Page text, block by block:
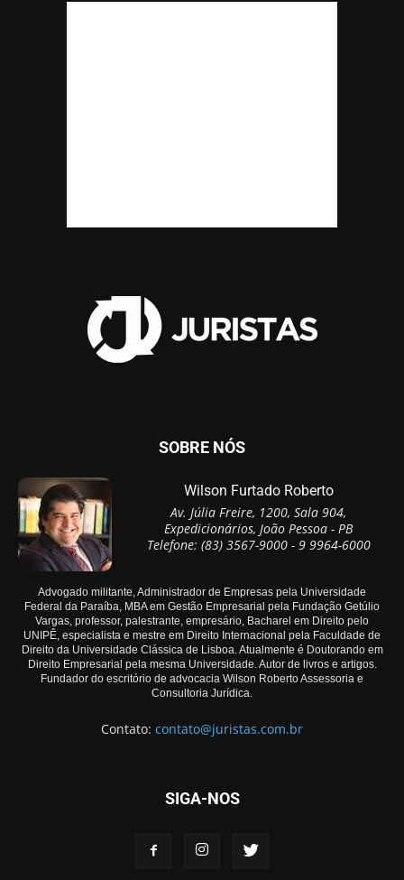
SOBRE NÓS
Wilson Furtado Roberto
Av. Júlia Freire, 1200, Sala 904,
Expedicionários, João Pessoa - PB
Telefone: (83) 3567-9000 - 9 9964-6000
Advogado militante, Administrador de Empresas pela Universidade
Federal da Paraíba, MBA em Gestão Empresarial pela Fundação Getúlio
Vargas, professor, palestrante, empresário, Bacharel em Direito pelo
UNIPÊ, especialista e mestre em Direito Internacional pela Faculdade de
Direito da Universidade Clássica de Lisboa. Atualmente é Doutorando em
Direito Empresarial pela mesma Universidade. Autor de livros e artigos.
Fundador do escritório de advocacia Wilson Roberto Assessoria e
Consultoria Jurídica.
Contato: contato@juristas.com.br
SIGA-NOS